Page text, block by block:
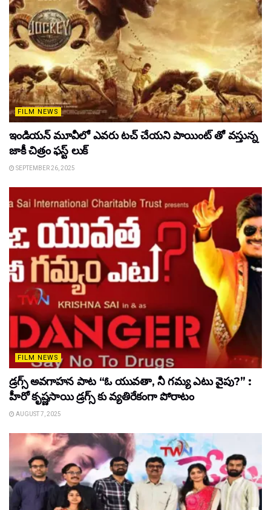
FILM NEWS
ఇండియన్ మూవీలో ఎవరు టచ్ చేయని పాయింట్ తో వస్తున్న
జాకీ చిత్రం ఫస్ట్ లుక్
SEPTEMBER 26, 2025
FILM NEWS
డ్రగ్స్ అవగాహన పాట “ఓ యువతా, నీ గమ్య ఎటు వైపు?” :
హీరో కృష్ణసాయి డ్రగ్స్ కు వ్యతిరేకంగా పోరాటం
AUGUST 7, 2025